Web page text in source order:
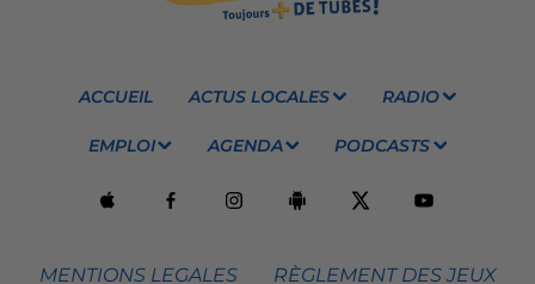
ACCUEIL ACTUS LOCALES RADIO
EMPLOI AGENDA PODCASTS
MENTIONS LEGALES RÈGLEMENT DES JEUX